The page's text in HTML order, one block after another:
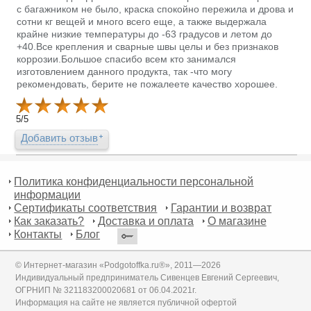
с багажником не было, краска спокойно пережила и дрова и
сотни кг вещей и много всего еще, а также выдержала
крайне низкие температуры до -63 градусов и летом до
+40.Все крепления и сварные швы целы и без признаков
коррозии.Большое спасибо всем кто занимался
изготовлением данного продукта, так -что могу
рекомендовать, берите не пожалеете качество хорошее.
5/5
Добавить отзыв
Политика конфиденциальности персональной
информации
Сертификаты соответствия
Гарантии и возврат
Как заказать?
Доставка и оплата
О магазине
Контакты
Блог
© Интернет-магазин «Podgotoffka.ru®», 2011—2026
Индивидуальный предприниматель Сивенцев Евгений Сергеевич,
ОГРНИП № 321183200020681 от 06.04.2021г.
Информация на сайте не является публичной офертой